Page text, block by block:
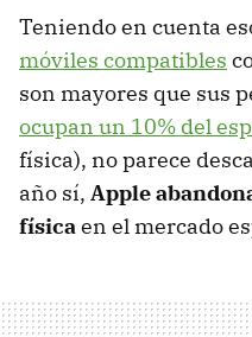
Teniendo en cuenta
móviles compatibles
son mayores que sus
ocupan un 10% del
física), no parece
año sí, Apple
físicaen el mercado